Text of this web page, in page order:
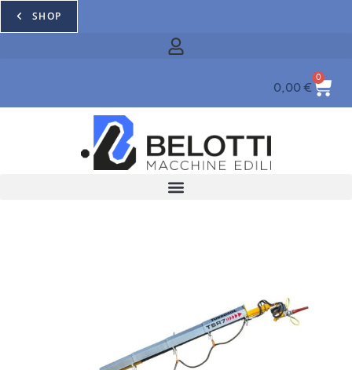
SHOP
0,00€
0